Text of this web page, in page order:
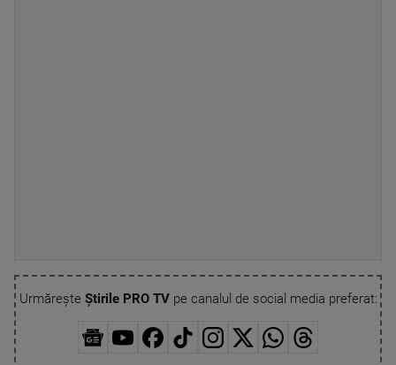
Urmărește Știrile PRO TVpe canalul de social media preferat: